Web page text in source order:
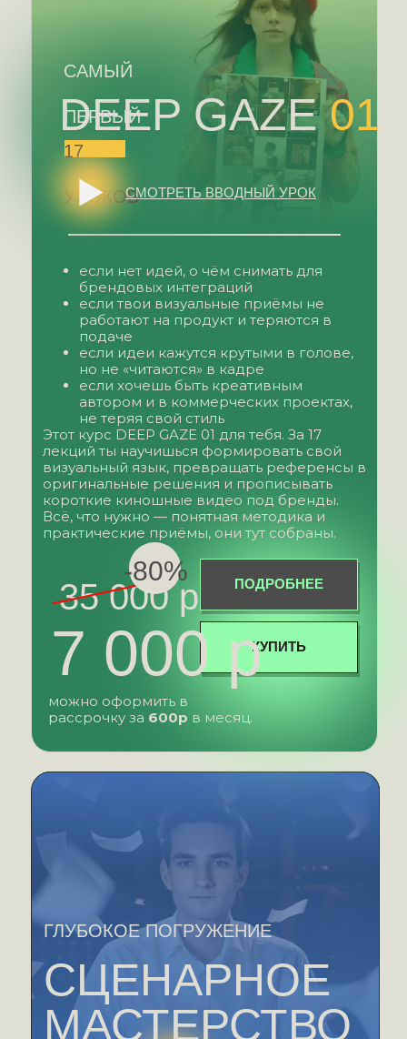
СЦЕНАРНОЕ
МАСТЕРСТВО
ГЛУБОКОЕ ПОГРУЖЕНИЕ
КУПИТЬ
ПОДРОБНЕЕ
7 000 р
35 000 р
-80%
можно оформить в
рассрочку за 600р в месяц.
если нет идей, о чём снимать для
брендовых интеграций
если твои визуальные приёмы не
работают на продукт и теряются в
подаче
если идеи кажутся крутыми в голове,
но не «читаются» в кадре
если хочешь быть креативным
автором и в коммерческих проектах,
не теряя свой стиль
Этот курс DEEP GAZE 01 для тебя. За 17
лекций ты научишься формировать свой
визуальный язык, превращать референсы в
оригинальные решения и прописывать
короткие киношные видео под бренды.
Всё, что нужно — понятная методика и
практические приёмы, они тут собраны.
DEEP GAZE 01
17
УРОКОВ
САМЫЙ
ПЕРВЫЙ
СМОТРЕТЬ ВВОДНЫЙ УРОК